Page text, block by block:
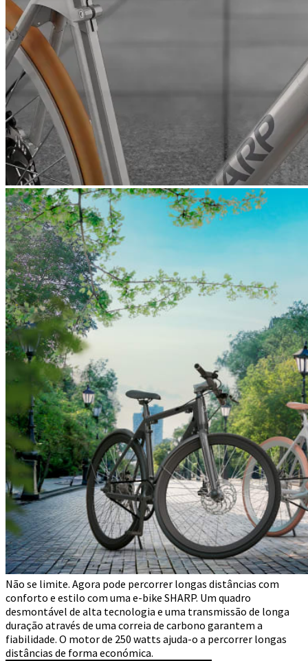
Não se limite. Agora pode percorrer longas distâncias com
conforto e estilo com uma e-bike SHARP. Um quadro
desmontável de alta tecnologia e uma transmissão de longa
duração através de uma correia de carbono garantem a
fiabilidade. O motor de 250 watts ajuda-o a percorrer longas
distâncias de forma económica.